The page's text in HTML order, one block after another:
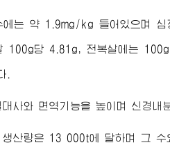
에는 약 1.9mg/kg 들어있으며
100g당 4.81g, 전복살에는
.
사와 면역기능을 높이며 신경내
산량은 13 000t에 달하며 그 수